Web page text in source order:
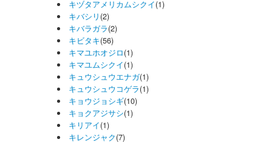
キヅタアメリカムシクイ(1)
キバシリ (2)
キバラガラ(2)
キビタキ(56)
キマユホオジロ(1)
キマユムシクイ(1)
キュウシュウエナガ(1)
キュウシュウコゲラ(1)
キョウジョシギ(10)
キョクアジサシ(1)
キリアイ(1)
キレンジャク(7)